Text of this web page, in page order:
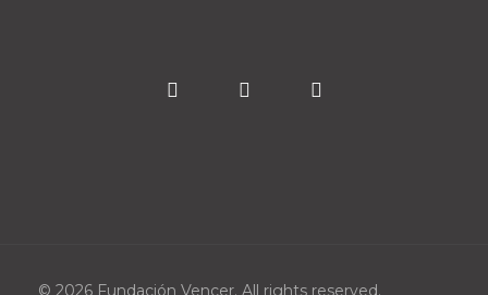
© 2026 Fundación Vencer. All rights reserved.